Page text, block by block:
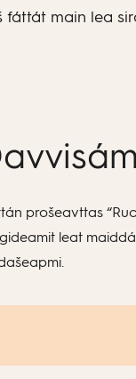
fáttát main lea
prošeavttas
leat